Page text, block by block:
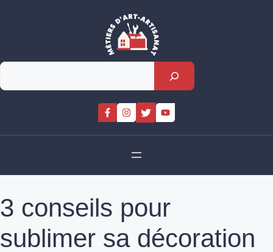
Rechercher
3 conseils pour
sublimer sa décoration